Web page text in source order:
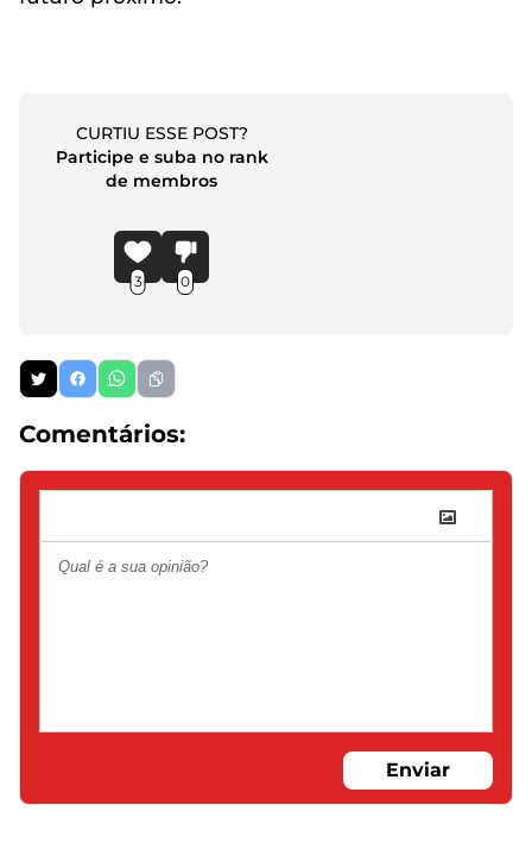
CURTIU ESSE POST?
Participe e suba no rank
de membros
3 0
Comentários:
Enviar